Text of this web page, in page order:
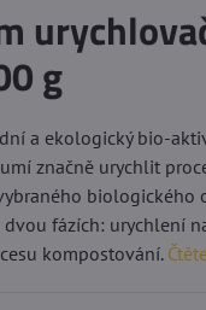
g
a ekologický bio-
značně urychlit
biologického
fázích: urychlení
kompostování.